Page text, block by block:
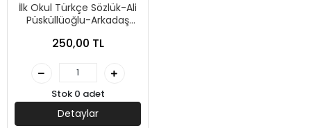
İlk Okul Türkçe Sözlük-Ali
Püsküllüoğlu-Arkadaş
250,00 TL
Stok 0 adet
Detaylar